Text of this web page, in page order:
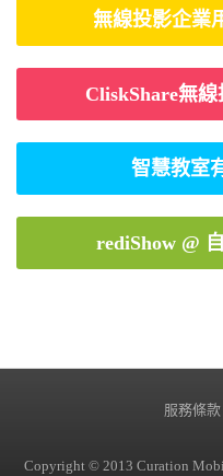
無線投影企業
CliskShare無
智慧教室
rediShow @
服務條款
Copyright © 2013 Curation